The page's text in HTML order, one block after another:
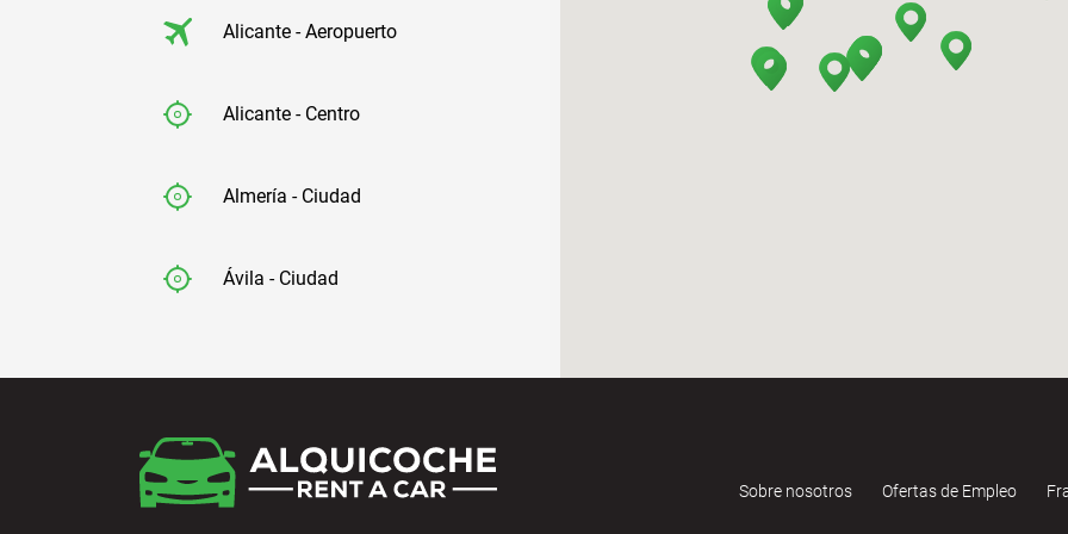
Alicante - Aeropuerto
Alicante - Centro
Almería - Ciudad
Ávila - Ciudad
Barcelona - Aeropuerto
Sobre nosotros Ofertas de Empleo